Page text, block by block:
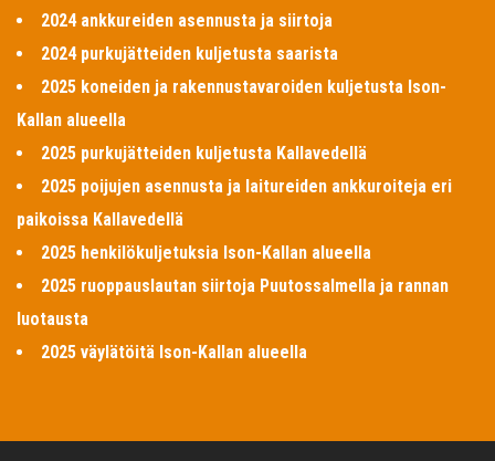
2024 ankkureiden asennusta ja siirtoja
2024 purkujätteiden kuljetusta saarista
2025 koneiden ja rakennustavaroiden kuljetusta Ison-
Kallan alueella
2025 purkujätteiden kuljetusta Kallavedellä
2025 poijujen asennusta ja laitureiden ankkuroiteja eri
paikoissa Kallavedellä
2025 henkilökuljetuksia Ison-Kallan alueella
2025 ruoppauslautan siirtoja Puutossalmella ja rannan
luotausta
2025 väylätöitä Ison-Kallan alueella